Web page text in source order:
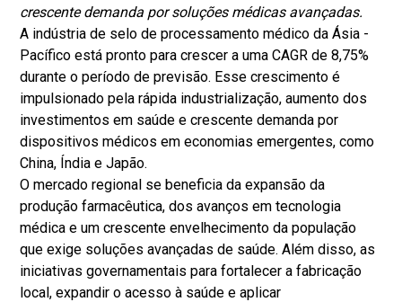
crescente demanda por soluções médicas avançadas.
A indústria de selo de processamento médico da Ásia -
Pacífico está pronto para crescer a uma CAGR de 8,75%
durante o período de previsão. Esse crescimento é
impulsionado pela rápida industrialização, aumento dos
investimentos em saúde e crescente demanda por
dispositivos médicos em economias emergentes, como
China, Índia e Japão.
O mercado regional se beneficia da expansão da
produção farmacêutica, dos avanços em tecnologia
médica e um crescente envelhecimento da população
que exige soluções avançadas de saúde. Além disso, as
iniciativas governamentais para fortalecer a fabricação
local, expandir o acesso à saúde e aplicar